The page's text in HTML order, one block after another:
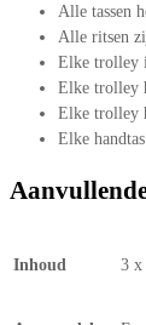
Alle tassen
Alle ritsen
Elke trolley
Elke trolley
Elke trolley
Elke
Inhoud 3 x